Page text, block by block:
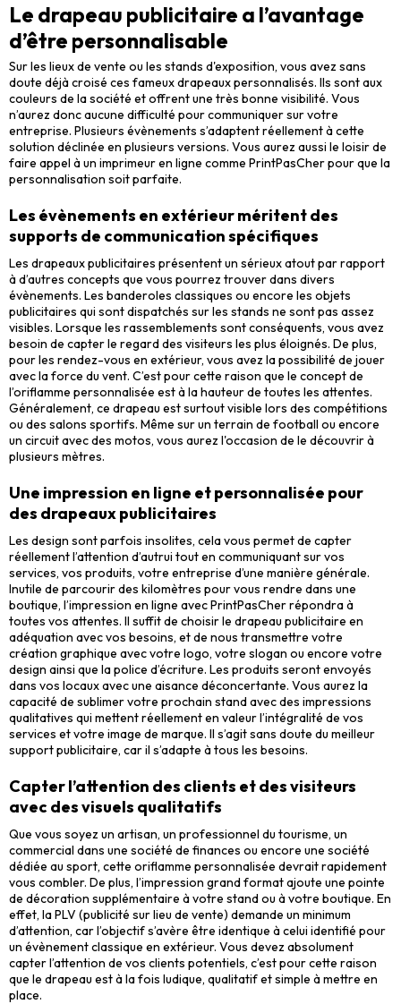
Le drapeau publicitaire a l’avantage
d’être personnalisable
Sur les lieux de vente ou les stands d'exposition, vous avez sans
doute déjà croisé ces fameux drapeaux personnalisés. Ils sont aux
couleurs de la société et offrent une très bonne visibilité. Vous
n’aurez donc aucune difficulté pour communiquer sur votre
entreprise. Plusieurs évènements s’adaptent réellement à cette
solution déclinée en plusieurs versions. Vous aurez aussi le loisir de
faire appel à un imprimeur en ligne comme PrintPasCher pour que la
personnalisation soit parfaite.
Les évènements en extérieur méritent des
supports de communication spécifiques
Les drapeaux publicitaires présentent un sérieux atout par rapport
à d’autres concepts que vous pourrez trouver dans divers
évènements. Les banderoles classiques ou encore les objets
publicitaires qui sont dispatchés sur les stands ne sont pas assez
visibles. Lorsque les rassemblements sont conséquents, vous avez
besoin de capter le regard des visiteurs les plus éloignés. De plus,
pour les rendez-vous en extérieur, vous avez la possibilité de jouer
avec la force du vent. C’est pour cette raison que le concept de
l’oriflamme personnalisée est à la hauteur de toutes les attentes.
Généralement, ce drapeau est surtout visible lors des compétitions
ou des salons sportifs. Même sur un terrain de football ou encore
un circuit avec des motos, vous aurez l'occasion de le découvrir à
plusieurs mètres.
Une impression en ligne et personnalisée pour
des drapeaux publicitaires
Les design sont parfois insolites, cela vous permet de capter
réellement l’attention d’autrui tout en communiquant sur vos
services, vos produits, votre entreprise d’une manière générale.
Inutile de parcourir des kilomètres pour vous rendre dans une
boutique, l’impression en ligne avec PrintPasCher répondra à
toutes vos attentes. Il suffit de choisir le drapeau publicitaire en
adéquation avec vos besoins, et de nous transmettre votre
création graphique avec votre logo, votre slogan ou encore votre
design ainsi que la police d’écriture. Les produits seront envoyés
dans vos locaux avec une aisance déconcertante. Vous aurez la
capacité de sublimer votre prochain stand avec des impressions
qualitatives qui mettent réellement en valeur l’intégralité de vos
services et votre image de marque. Il s’agit sans doute du meilleur
support publicitaire, car il s’adapte à tous les besoins.
Capter l’attention des clients et des visiteurs
avec des visuels qualitatifs
Que vous soyez un artisan, un professionnel du tourisme, un
commercial dans une société de finances ou encore une société
dédiée au sport, cette oriflamme personnalisée devrait rapidement
vous combler. De plus, l’impression grand format ajoute une pointe
de décoration supplémentaire à votre stand ou à votre boutique. En
effet, la PLV (publicité sur lieu de vente) demande un minimum
d’attention, car l’objectif s’avère être identique à celui identifié pour
un évènement classique en extérieur. Vous devez absolument
capter l’attention de vos clients potentiels, c’est pour cette raison
que le drapeau est à la fois ludique, qualitatif et simple à mettre en
place.